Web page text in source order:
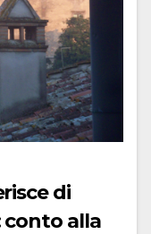
di
conto alla